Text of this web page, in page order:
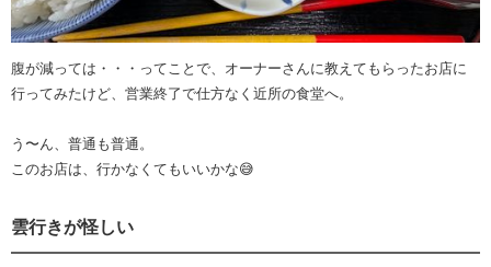
腹が減っては・・・ってことで、オーナーさんに教えてもらったお店に
行ってみたけど、営業終了で仕方なく近所の食堂へ。
う〜ん、普通も普通。
このお店は、行かなくてもいいかな😅
雲行きが怪しい